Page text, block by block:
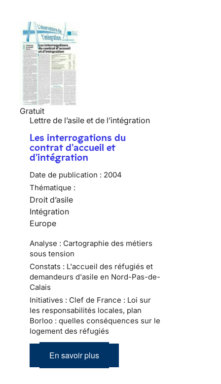
Gratuit
Lettre de l’asile et de l’intégration
Les interrogations du
contrat d'accueil et
d'intégration
Date de publication : 2004
Thématique :
Droit d’asile
Intégration
Europe
Analyse : Cartographie des métiers
sous tension
Constats : L'accueil des réfugiés et
demandeurs d'asile en Nord-Pas-de-
Calais
Initiatives : Clef de France : Loi sur
les responsabilités locales, plan
Borloo : quelles conséquences sur le
logement des réfugiés
En savoir plus